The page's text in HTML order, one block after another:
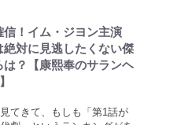
！イム・ジヨン主演
絶対に見逃したくない傑
？【康熙奉のサランヘ
てきて、もしも「第1話が